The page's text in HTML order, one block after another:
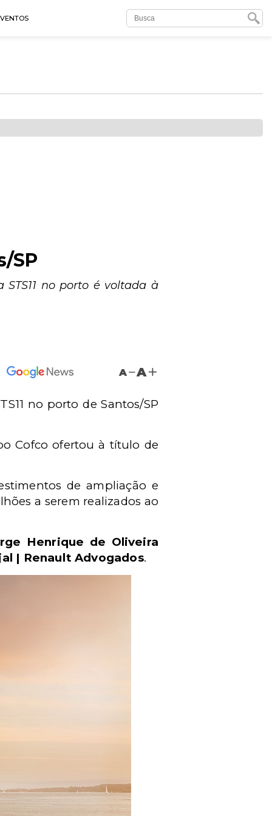
SP
STS11 no porto é voltada à
A A
no porto de Santos/SP
Cofco ofertou à título de
de ampliação e
a serem realizados ao
Henrique de Oliveira
| Renault Advogados.